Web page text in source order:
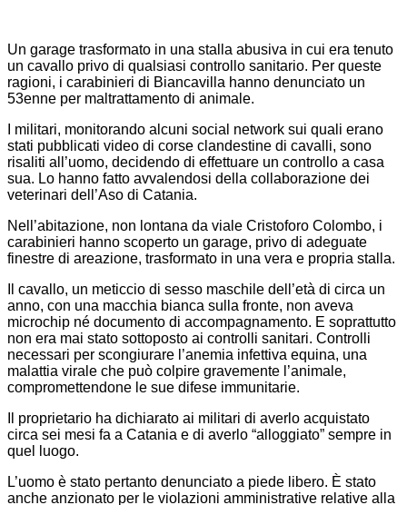
Un garage trasformato in una stalla abusiva in cui era tenuto
un cavallo privo di qualsiasi controllo sanitario. Per queste
ragioni, i carabinieri di Biancavilla hanno denunciato un
53enne per maltrattamento di animale.
I militari, monitorando alcuni social network sui quali erano
stati pubblicati video di corse clandestine di cavalli, sono
risaliti all’uomo, decidendo di effettuare un controllo a casa
sua. Lo hanno fatto avvalendosi della collaborazione dei
veterinari dell’Aso di Catania.
Nell’abitazione, non lontana da viale Cristoforo Colombo, i
carabinieri hanno scoperto un garage, privo di adeguate
finestre di areazione, trasformato in una vera e propria stalla.
Il cavallo, un meticcio di sesso maschile dell’età di circa un
anno, con una macchia bianca sulla fronte, non aveva
microchip né documento di accompagnamento. E soprattutto
non era mai stato sottoposto ai controlli sanitari. Controlli
necessari per scongiurare l’anemia infettiva equina, una
malattia virale che può colpire gravemente l’animale,
compromettendone le sue difese immunitarie.
Il proprietario ha dichiarato ai militari di averlo acquistato
circa sei mesi fa a Catania e di averlo “alloggiato” sempre in
quel luogo.
L’uomo è stato pertanto denunciato a piede libero. È stato
anche anzionato per le violazioni amministrative relative alla